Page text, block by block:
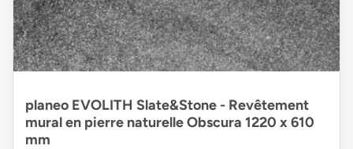
planeo EVOLITH Slate&Stone - Revêtement
mural en pierre naturelle Obscura 1220 x 610
mm